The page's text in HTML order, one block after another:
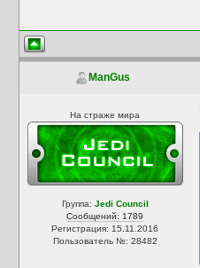
ManGus
На страже мира
Группа: Jedi Council
Сообщений: 1789
Регистрация: 15.11.2016
Пользователь №: 28482